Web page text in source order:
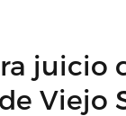
juicio
Viejo